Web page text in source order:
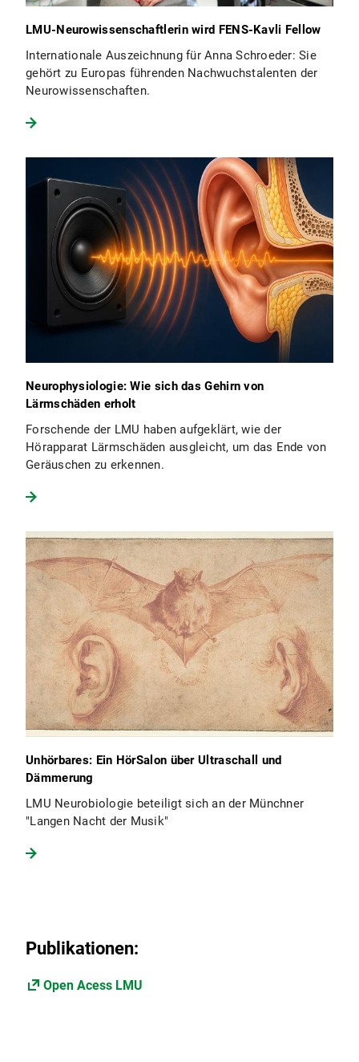
LMU-Neurowissenschaftlerin wird FENS-Kavli Fellow
Internationale Auszeichnung für Anna Schroeder: Sie
gehört zu Europas führenden Nachwuchstalenten der
Neurowissenschaften.
Neurophysiologie: Wie sich das Gehirn von
Lärmschäden erholt
Forschende der LMU haben aufgeklärt, wie der
Hörapparat Lärmschäden ausgleicht, um das Ende von
Geräuschen zu erkennen.
Unhörbares: Ein HörSalon über Ultraschall und
Dämmerung
LMU Neurobiologie beteiligt sich an der Münchner
"Langen Nacht der Musik"
Publikationen:
Open Acess LMU